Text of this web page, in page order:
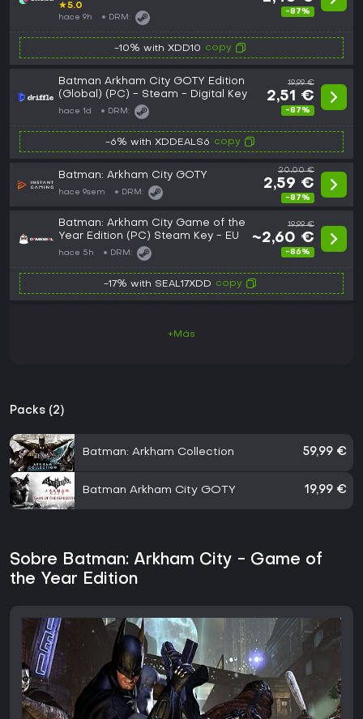
★5.0
hace 9h DRM:
-87%
-10% with XDD10 copy
Batman Arkham City GOTY Edition
(Global) (PC) - Steam - Digital Key
hace 1d DRM:
19,99 €
2,51 €
-87%
-6% with XDDEALS6 copy
Batman: Arkham City GOTY
hace 9sem DRM:
20,00 €
2,59 €
-87%
Batman: Arkham City Game of the
Year Edition (PC) Steam Key - EU
hace 5h DRM:
19,99 €
~2,60 €
-86%
-17% with SEAL17XDD copy
+Más
Packs (2)
Batman: Arkham Collection 59,99 €
Batman Arkham City GOTY 19,99 €
Sobre Batman: Arkham City - Game of
the Year Edition